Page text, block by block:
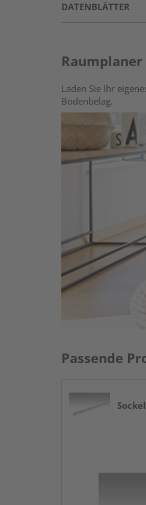
DATENBLÄTTER
Raumplaner
Laden Sie Ihr
Bodenbelag.
Passende